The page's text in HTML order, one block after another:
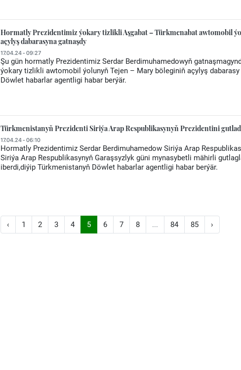
Hormatly Prezidentimiz ýokary tizlikli Aşgabat – Türkmenabat awtomobil
açylyş dabarasyna gatnaşdy
17.04.24 - 09:27
Şu gün hormatly Prezidentimiz Serdar Berdimuhamedowyň
ýokary tizlikli awtomobil ýolunyň Tejen – Mary böleginiň açylyş
Döwlet habarlar agentligi habar berýär.
Türkmenistanyň Prezidenti Siriýa Arap Respublikasynyň Prezidentini
17.04.24 - 06:10
Hormatly Prezidentimiz Serdar Berdimuhamedow Siriýa Arap
Siriýa Arap Respublikasynyň Garaşsyzlyk güni mynasybetli mähirli
iberdi,diýip Türkmenistanyň Döwlet habarlar agentligi habar berýär.
‹ 1 2 3 4 5 6 7 8 ... 84 85 ›